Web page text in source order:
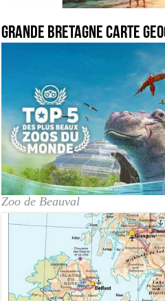
grande bretagne carte
Zoo de Beauval